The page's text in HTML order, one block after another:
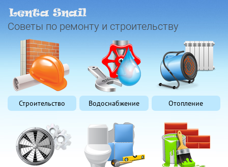
Советы по ремонту и строительству
Строительство Водоснабжение Отопление